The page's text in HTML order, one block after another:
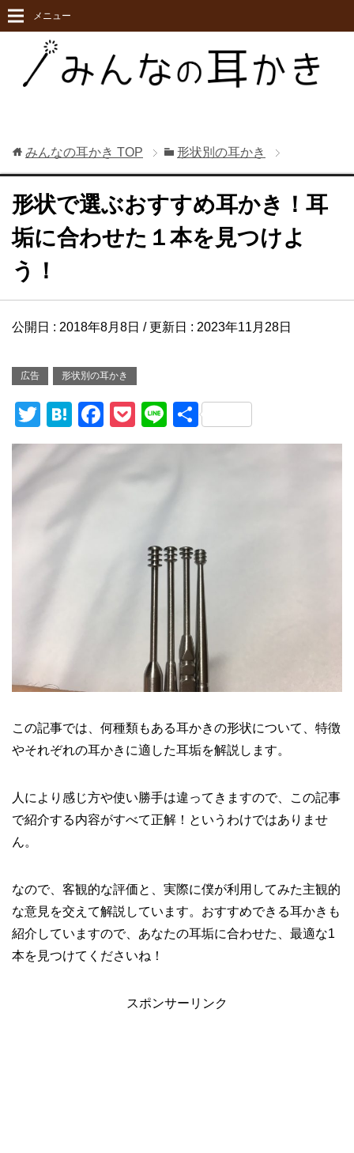
メニュー
みんなの耳かき TOP 形状別の耳かき
形状で選ぶおすすめ耳かき！耳
垢に合わせた１本を見つけよ
う！
公開日 : 2018年8月8日 / 更新日 : 2023年11月28日
広告 形状別の耳かき
T
wi
tt
er
H
at
e
a
F
a
P
o
et
Li
n
共
有
この記事では、何種類もある耳かきの形状について、特徴
やそれぞれの耳かきに適した耳垢を解説します。
人により感じ方や使い勝手は違ってきますので、この記事
で紹介する内容がすべて正解！というわけではありませ
ん。
なので、客観的な評価と、実際に僕が利用してみた主観的
な意見を交えて解説しています。おすすめできる耳かきも
紹介していますので、あなたの耳垢に合わせた、最適な1
本を見つけてくださいね！
スポンサーリンク